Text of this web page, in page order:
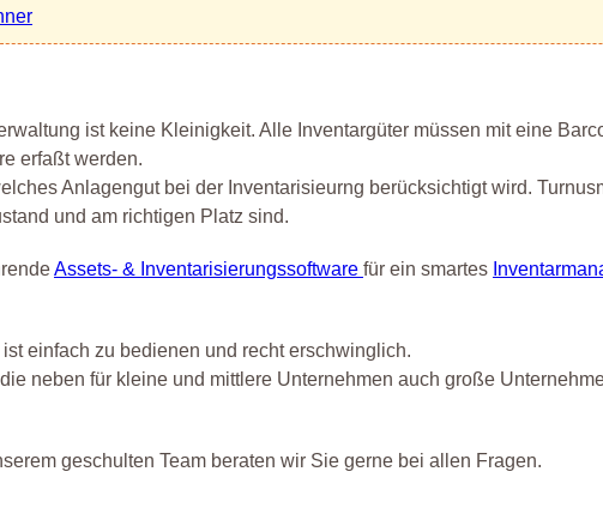
ist keine Kleinigkeit. Alle Inventargüter müssen mit eine
erfaßt werden.
Anlagengut bei der Inventarisieurng berücksichtigt wird.
und am richtigen Platz sind.
Assets- & Inventarisierungssoftware für ein smartes
einfach zu bedienen und recht erschwinglich.
neben für kleine und mittlere Unternehmen auch große
geschulten Team beraten wir Sie gerne bei allen Fragen.